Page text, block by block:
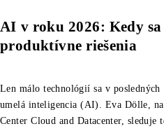
AI v roku 2026: Kedy
produktívne riešenia
Len málo technológií sa v
umelá inteligencia (AI). Eva Dölle,
Center Cloud and Datacenter,